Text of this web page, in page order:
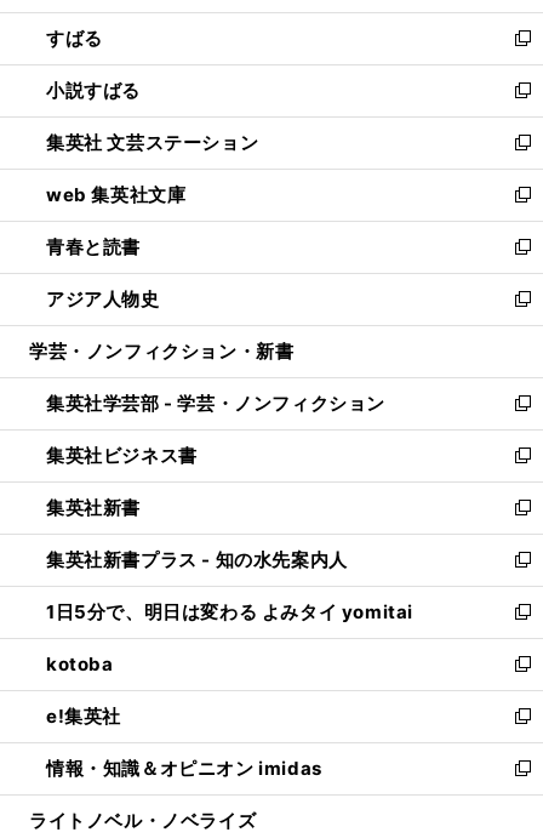
開
く
ウ
で
開
く
ン
ド
ウ
で
開
く
すばる
新
し
い
ウ
ィ
ン
ド
ウ
で
開
く
小説すばる
新
し
い
ウ
ィ
ン
ド
ウ
で
開
集英社 文芸ステーション
新
し
い
ウ
ィ
ン
ド
ウ
開
く
web 集英社文庫
新
し
い
ウ
ィ
ン
ウ
で
開
く
青春と読書
新
し
い
ウ
ン
ド
ウ
で
開
く
アジア人物史
新
し
ウ
ィ
ン
ド
ウ
で
開
く
学芸・ノンフィクション・新書
集英社学芸部 - 学芸・ノンフィクション
新
し
い
ウ
ィ
ン
ド
ウ
で
開
く
集英社ビジネス書
新
し
い
ウ
ィ
ン
ド
ウ
で
開
く
集英社新書
新
し
い
ウ
ィ
ン
ド
ウ
で
開
く
集英社新書プラス - 知の水先案内人
新
し
い
ウ
ィ
ン
ド
ウ
で
開
1日5分で、明日は変わる よみタイ yomitai
新
し
い
ウ
ィ
ン
ド
ウ
kotoba
新
し
い
ウ
ィ
ン
e!集英社
新
し
い
ウ
情報・知識＆オピニオン imidas
新
し
ライトノベル・ノベライズ